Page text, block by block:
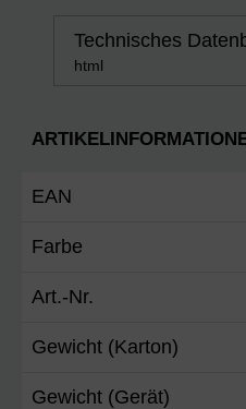
Technisches
html
EAN
Farbe
Art.-Nr.
Gewicht (Karton)
Gewicht (Gerät)